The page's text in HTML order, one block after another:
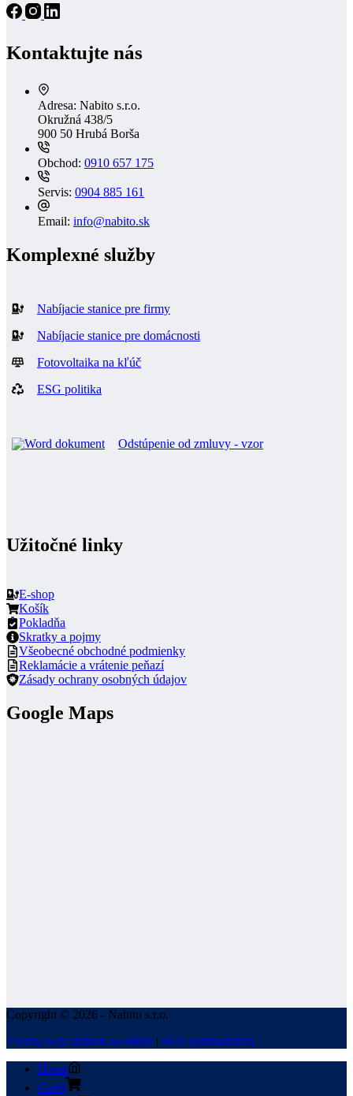
Kontaktujte nás
Adresa: Nabito s.r.o.
Okružná 438/5
900 50 Hrubá Borša
Obchod: 0910 657 175
Servis: 0904 885 161
Email: info@nabito.sk
Komplexné služby
Nabíjacie stanice pre firmy
Nabíjacie stanice pre domácnosti
Fotovoltaika na kľúč
ESG politika
Odstúpenie od zmluvy - vzor
Užitočné linky
E-shop
Košík
Pokladňa
Skratky a pojmy
Všeobecné obchodné podmienky
Reklamácie a vrátenie peňazí
Zásady ochrany osobných údajov
Google Maps
Copyright © 2026 - Nabito s.r.o.
Tvorba web stránok na mieru | SEO optimalizácia
Home
Cart0